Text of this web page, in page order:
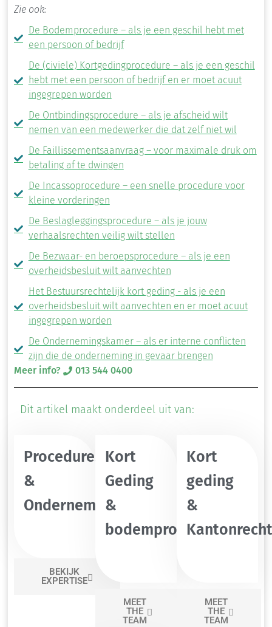
Zie ook:
De Bodemprocedure – als je een geschil hebt met
een persoon of bedrijf
De (civiele) Kortgedingprocedure – als je een geschil
hebt met een persoon of bedrijf en er moet acuut
ingegrepen worden
De Ontbindingsprocedure – als je afscheid wilt
nemen van een medewerker die dat zelf niet wil
De Faillissementsaanvraag – voor maximale druk om
betaling af te dwingen
De Incassoprocedure – een snelle procedure voor
kleine vorderingen
De Beslagleggingsprocedure – als je jouw
verhaalsrechten veilig wilt stellen
De Bezwaar- en beroepsprocedure – als je een
overheidsbesluit wilt aanvechten
Het Bestuursrechtelijk kort geding - als je een
overheidsbesluit wilt aanvechten en er moet acuut
ingegrepen worden
De Ondernemingskamer – als er interne conflicten
zijn die de onderneming in gevaar brengen
Meer info?
013 544 0400
Dit artikel maakt onderdeel uit van:
Procedures
&
Ondernemingskamer
BEKIJK
EXPERTISE
Kort
Geding
&
bodemprocedure
MEET
THE
TEAM
Kort
geding
&
MEET
THE
TEAM